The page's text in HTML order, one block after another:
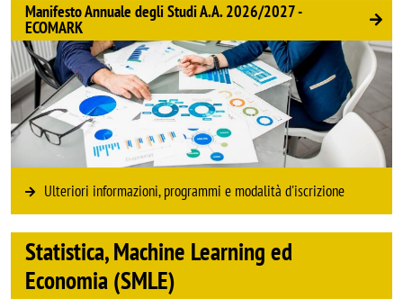
Manifesto Annuale degli Studi A.A. 2026/2027 -
ECOMARK
Image
Ulteriori informazioni, programmi e modalità d'iscrizione
Statistica, Machine Learning ed
Economia (SMLE)